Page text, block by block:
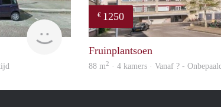
rent
€ 1250
Fruinplantsoen
88 m2 · 4 kamers · Vanaf ? -